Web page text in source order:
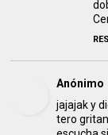
Anónimo
jajajak y
tero